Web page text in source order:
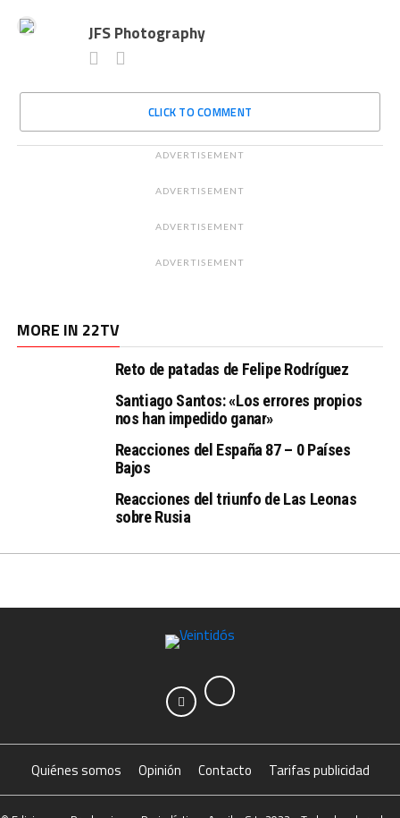
JFS Photography
CLICK TO COMMENT
ADVERTISEMENT
ADVERTISEMENT
ADVERTISEMENT
ADVERTISEMENT
MORE IN 22TV
Reto de patadas de Felipe Rodríguez
Santiago Santos: «Los errores propios
nos han impedido ganar»
Reacciones del España 87 – 0 Países
Bajos
Reacciones del triunfo de Las Leonas
sobre Rusia
Quiénes somos Opinión Contacto Tarifas publicidad